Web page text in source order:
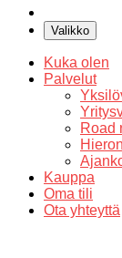
Valikko
Kuka olen
Palvelut
Road
Kauppa
Oma tili
Ota yhteyttä